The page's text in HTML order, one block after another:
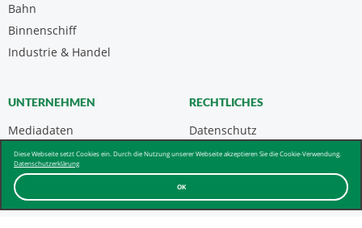
OK
Diese Webseite setzt Cookies ein. Durch die Nutzung unserer Webseite akzeptieren Sie die Cookie-Verwendung.
Datenschutzerklärung
Bahn
Binnenschiff
Industrie & Handel
UNTERNEHMEN
Mediadaten
Kontakt
Über uns & AGB
RECHTLICHES
Datenschutz
Impressum